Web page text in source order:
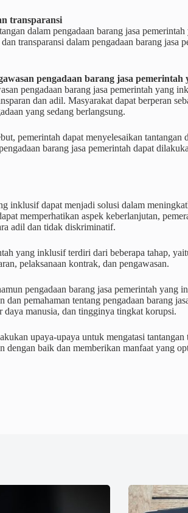
transparansi
dalam pengadaan barang jasa
transparansi dalam pengadaan barang
pengadaan barang jasa pemerintah
pengadaan barang jasa pemerintah yang
dan adil. Masyarakat dapat berperan
yang sedang berlangsung.
pemerintah dapat menyelesaikan tantangan
barang jasa pemerintah dapat
inklusif dapat menjadi solusi dalam
memperhatikan aspek keberlanjutan,
adil dan tidak diskriminatif.
yang inklusif terdiri dari beberapa tahap,
pelaksanaan kontrak, dan pengawasan.
pengadaan barang jasa pemerintah yang
dan pemahaman tentang pengadaan barang
daya manusia, dan tingginya tingkat korupsi.
upaya-upaya untuk mengatasi tantangan
dengan baik dan memberikan manfaat yang